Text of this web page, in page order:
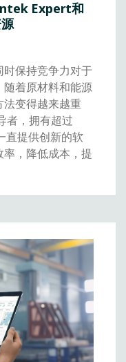
Expert和
保持竞争力对于
着原材料和能源
变得越来越重
者，拥有超过
直提供创新的软
，降低成本，提